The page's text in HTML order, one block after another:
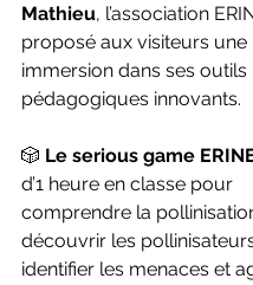
Mathieu, l’association
proposé aux visiteurs une
immersion dans ses outils
pédagogiques innovants.
🎲 Le serious game
d’1 heure en classe pour
comprendre la
découvrir les
identifier les menaces et